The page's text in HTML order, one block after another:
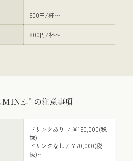
500円/杯〜
800円/杯〜
" の注意事項
ドリンクあり / ¥150,000(税
抜)~
ドリンクなし / ¥70,000(税
抜)~